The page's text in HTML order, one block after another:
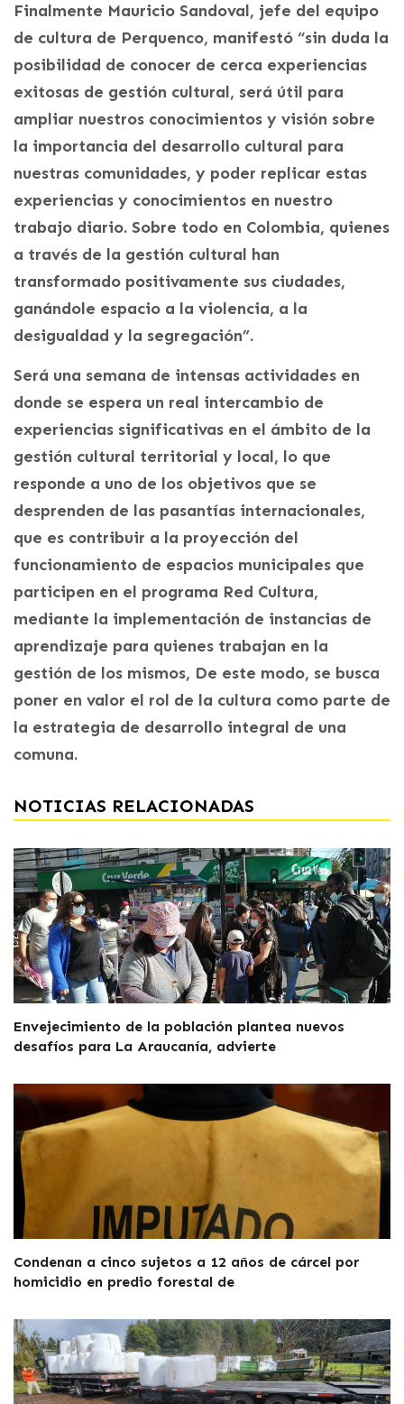
Finalmente Mauricio Sandoval, jefe del equipo
de cultura de Perquenco, manifestó “sin duda la
posibilidad de conocer de cerca experiencias
exitosas de gestión cultural, será útil para
ampliar nuestros conocimientos y visión sobre
la importancia del desarrollo cultural para
nuestras comunidades, y poder replicar estas
experiencias y conocimientos en nuestro
trabajo diario. Sobre todo en Colombia, quienes
a través de la gestión cultural han
transformado positivamente sus ciudades,
ganándole espacio a la violencia, a la
desigualdad y la segregación”.
Será una semana de intensas actividades en
donde se espera un real intercambio de
experiencias significativas en el ámbito de la
gestión cultural territorial y local, lo que
responde a uno de los objetivos que se
desprenden de las pasantías internacionales,
que es contribuir a la proyección del
funcionamiento de espacios municipales que
participen en el programa Red Cultura,
mediante la implementación de instancias de
aprendizaje para quienes trabajan en la
gestión de los mismos, De este modo, se busca
poner en valor el rol de la cultura como parte de
la estrategia de desarrollo integral de una
comuna.
NOTICIAS RELACIONADAS
Envejecimiento de la población plantea nuevos
desafíos para La Araucanía, advierte
Condenan a cinco sujetos a 12 años de cárcel por
homicidio en predio forestal de